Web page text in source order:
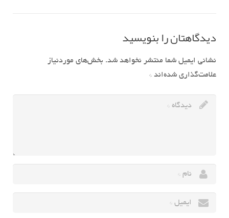
دیدگاهتان را بنویسید
نشانی ایمیل شما منتشر نخواهد شد. بخش‌های موردنیاز
علامت‌گذاری شده‌اند *